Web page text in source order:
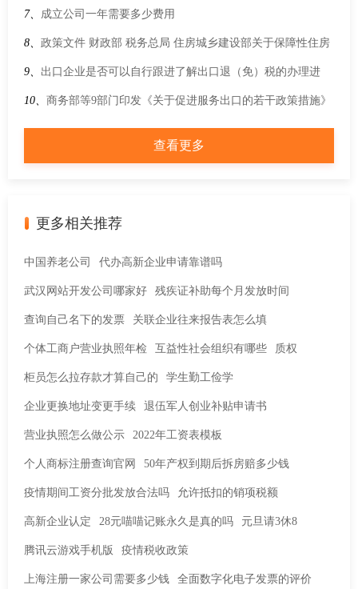
7、 成立公司一年需要多少费用
8、 政策文件 财政部 税务总局 住房城乡建设部关于保障性住房
有关税费政策的公告
9、 出口企业是否可以自行跟进了解出口退（免）税的办理进
度？
10、 商务部等9部门印发《关于促进服务出口的若干政策措施》
的通知
查看更多
更多相关推荐
中国养老公司 代办高新企业申请靠谱吗
武汉网站开发公司哪家好 残疾证补助每个月发放时间
查询自己名下的发票 关联企业往来报告表怎么填
个体工商户营业执照年检 互益性社会组织有哪些 质权
柜员怎么拉存款才算自己的 学生勤工俭学
企业更换地址变更手续 退伍军人创业补贴申请书
营业执照怎么做公示 2022年工资表模板
个人商标注册查询官网 50年产权到期后拆房赔多少钱
疫情期间工资分批发放合法吗 允许抵扣的销项税额
高新企业认定 28元喵喵记账永久是真的吗 元旦请3休8
腾讯云游戏手机版 疫情税收政策
上海注册一家公司需要多少钱 全面数字化电子发票的评价